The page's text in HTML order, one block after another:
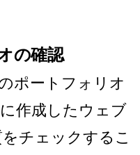
の確認
ポートフォリオ
作成したウェブ
チェックするこ